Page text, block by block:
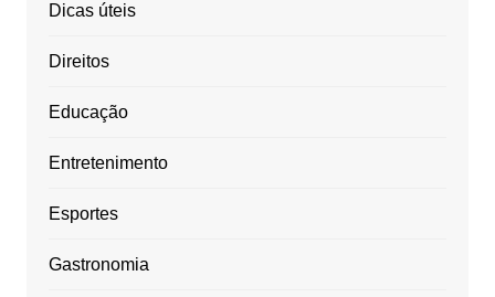
Dicas úteis
Direitos
Educação
Entretenimento
Esportes
Gastronomia